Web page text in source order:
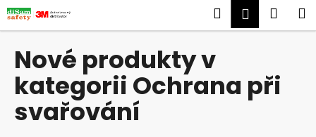
Přejít
na
obsah
Hledat
Nové produkty v
kategorii Ochrana při
svařování
K
o Zpět
Zpět
C
o
p